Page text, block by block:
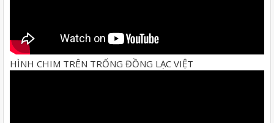
HÌNH CHIM TRÊN TRỐNG ĐỒNG LẠC VIỆT